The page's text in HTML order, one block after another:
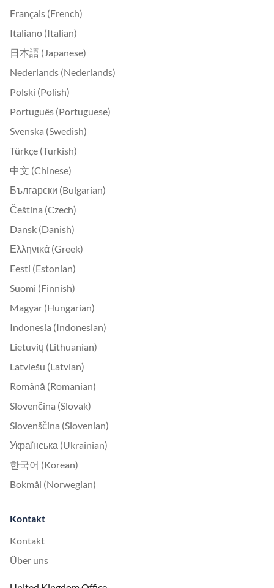
Français (French)
Italiano (Italian)
日本語 (Japanese)
Nederlands (Nederlands)
Polski (Polish)
Português (Portuguese)
Svenska (Swedish)
Türkçe (Turkish)
中文 (Chinese)
Български (Bulgarian)
Čeština (Czech)
Dansk (Danish)
Ελληνικά (Greek)
Eesti (Estonian)
Suomi (Finnish)
Magyar (Hungarian)
Indonesia (Indonesian)
Lietuvių (Lithuanian)
Latviešu (Latvian)
Română (Romanian)
Slovenčina (Slovak)
Slovenščina (Slovenian)
Українська (Ukrainian)
한국어 (Korean)
Bokmål (Norwegian)
Kontakt
Kontakt
Über uns